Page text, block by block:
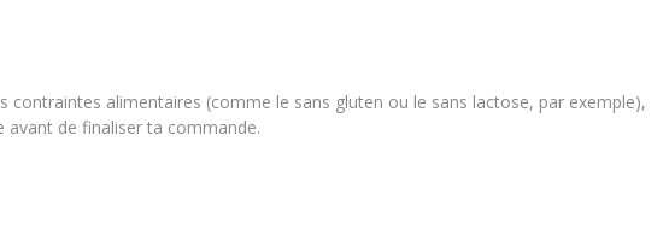
alimentaires (comme le sans gluten ou le sans lactose, par exemple),
de finaliser ta commande.